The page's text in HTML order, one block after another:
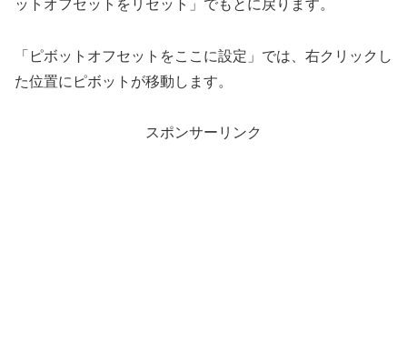
ットオフセットをリセット」でもとに戻ります。
「ピボットオフセットをここに設定」では、右クリックし
た位置にピボットが移動します。
スポンサーリンク